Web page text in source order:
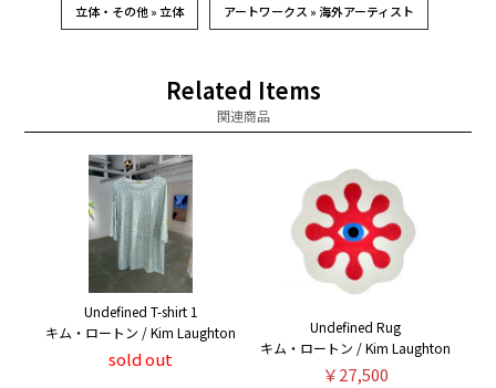
立体・その他 » 立体 アートワークス » 海外アーティスト
Related Items
関連商品
Undefined T-shirt 1
キム・ロートン / Kim Laughton
sold out
Undefined Rug
キム・ロートン / Kim Laughton
￥27,500